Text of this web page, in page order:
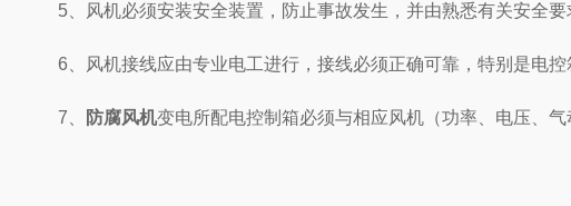
5、风机必须安装安全装置，防止事故发生，并由熟悉有关安全要
6、风机接线应由专业电工进行，接线必须正确可靠，特别是电控
7、 防腐风机变电所配电控制箱必须与相应风机（功率、电压、气